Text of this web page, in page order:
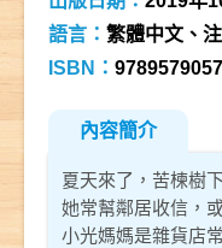
語言：繁體中文、
ISBN：
內容簡介
夏天來了，苦楝樹
她常幫鄰居收信，
小光媽媽是雜貨店